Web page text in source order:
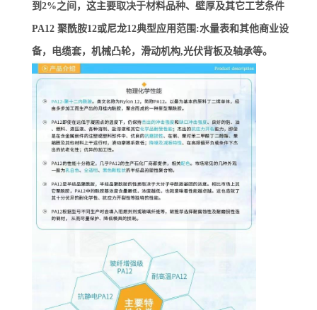
到2%之间，这主要取决于材料品种、壁厚及其它工艺条件
PA12 聚酰胺12或尼龙12典型应用范围:水量表和其他商业设
备，电缆套，机械凸轮，滑动机构,光伏背板及轴承等。